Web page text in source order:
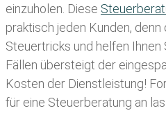
einzuholen. Diese
praktisch jeden Kunden,
Steuertricks und helfen Ihnen
Fällen übersteigt der
Kosten der Dienstleistung!
für eine Steuerberatung an